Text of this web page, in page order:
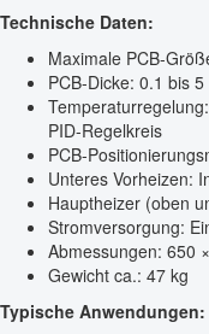
Technische Daten:
Maximale PCB-
PCB-Dicke: 0.1 bis 5
PID-Regelkreis
PCB-
Unteres Vorheizen:
Hauptheizer (oben
Stromversorgung:
Abmessungen: 650
Gewicht ca.: 47 kg
Typische Anwendungen: